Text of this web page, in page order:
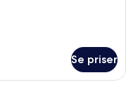
Se priser